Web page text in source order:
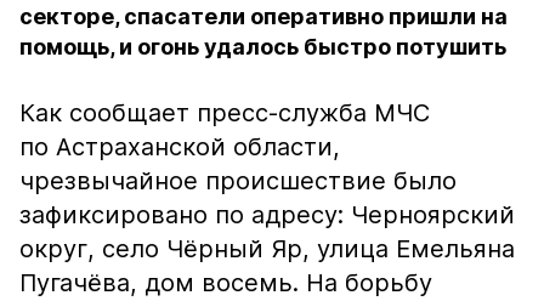
секторе, спасатели оперативно пришли на
помощь, и огонь удалось быстро потушить
Как сообщает пресс-служба МЧС
по Астраханской области,
чрезвычайное происшествие было
зафиксировано по адресу: Черноярский
округ, село Чёрный Яр, улица Емельяна
Пугачёва, дом восемь. На борьбу